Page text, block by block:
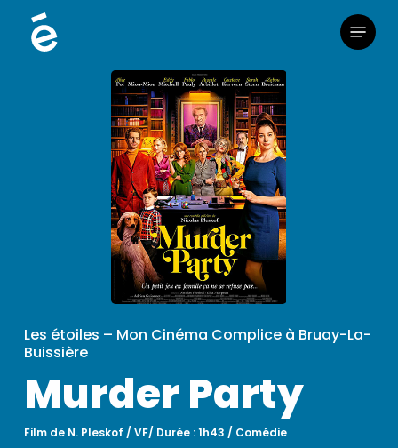
Menu
Les étoiles – Mon Cinéma Complice à Bruay-La-
Buissière
Murder Party
Film de N. Pleskof / VF/ Durée : 1h43 / Comédie